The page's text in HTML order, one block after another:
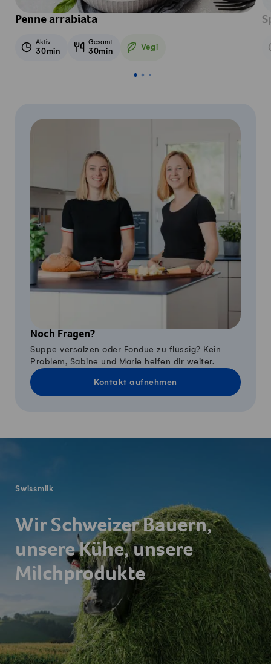
Penne arrabiata
Aktiv
30min
Gesamt
30min Vegi
Vegetarisch
Noch Fragen?
Suppe versalzen oder Fondue zu flüssig? Kein
Problem, Sabine und Marie helfen dir weiter.
Kontakt aufnehmen
Swissmilk
Wir Schweizer Bauern,
unsere Kühe, unsere
Milchprodukte